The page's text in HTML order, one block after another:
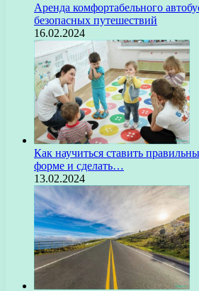
Аренда комфортабельного
безопасных путешествий
16.02.2024
Как научиться ставить
форме и сделать…
13.02.2024